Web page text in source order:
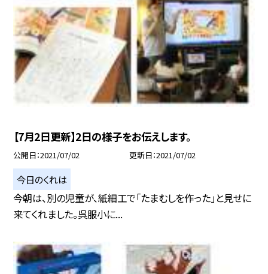
【7月2日更新】2日の様子をお伝えします。
公開日 2021/07/02 更新日 2021/07/02
今日のくれは
今朝は、別の児童が、紙細工で「たまむしを作った」と見せに
来てくれました。呉服小に...